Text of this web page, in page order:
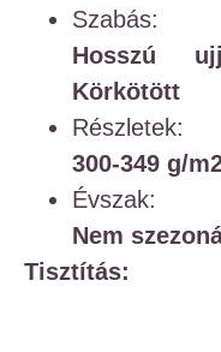
Szabás:
Hosszú
Körkötött
Részletek:
300-349 g/
Évszak:
Nem
Tisztítás: